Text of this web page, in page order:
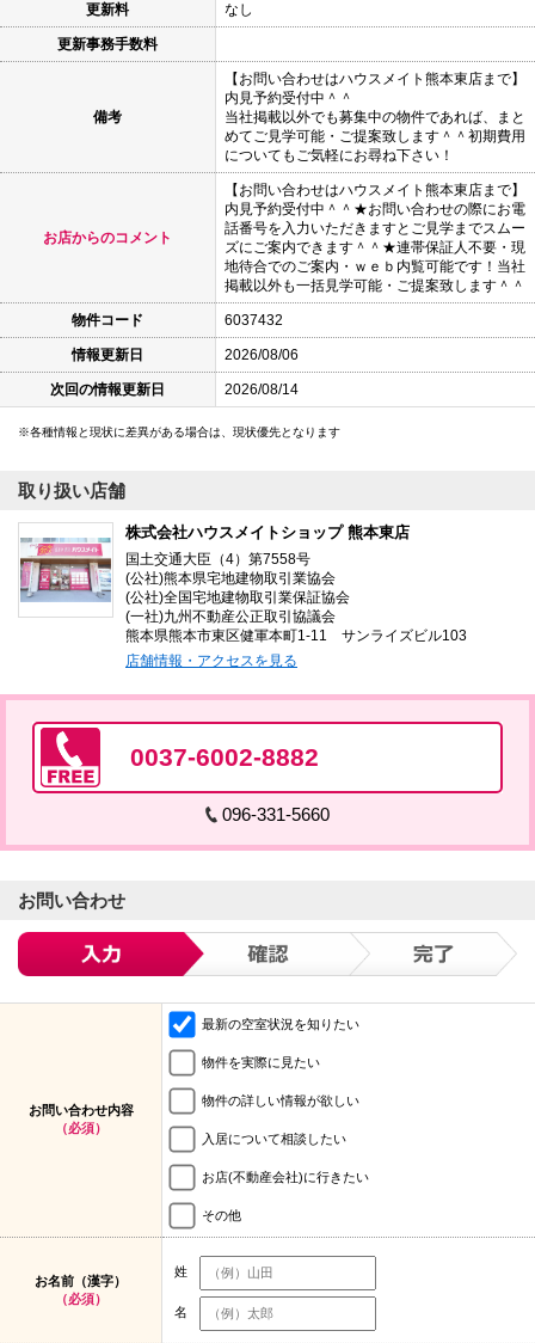
更新料 なし
更新事務手数料
備考
【お問い合わせはハウスメイト熊本東店まで】
内見予約受付中＾＾
当社掲載以外でも募集中の物件であれば、まと
めてご見学可能・ご提案致します＾＾初期費用
についてもご気軽にお尋ね下さい！
お店からのコメント
【お問い合わせはハウスメイト熊本東店まで】
内見予約受付中＾＾★お問い合わせの際にお電
話番号を入力いただきますとご見学までスムー
ズにご案内できます＾＾★連帯保証人不要・現
地待合でのご案内・ｗｅｂ内覧可能です！当社
掲載以外も一括見学可能・ご提案致します＾＾
物件コード 6037432
情報更新日 2026/08/06
次回の情報更新日 2026/08/14
各種情報と現状に差異がある場合は、現状優先となります
取り扱い店舗
株式会社ハウスメイトショップ 熊本東店
国土交通大臣（4）第7558号
(公社)熊本県宅地建物取引業協会
(公社)全国宅地建物取引業保証協会
(一社)九州不動産公正取引協議会
熊本県熊本市東区健軍本町1-11 サンライズビル103
店舗情報・アクセスを見る
0037-6002-8882
096-331-5660
お問い合わせ
お問い合わせ内容
（必須）
最新の空室状況を知りたい
物件を実際に見たい
物件の詳しい情報が欲しい
入居について相談したい
お店(不動産会社)に行きたい
その他
お名前（漢字）
（必須）
姓
名